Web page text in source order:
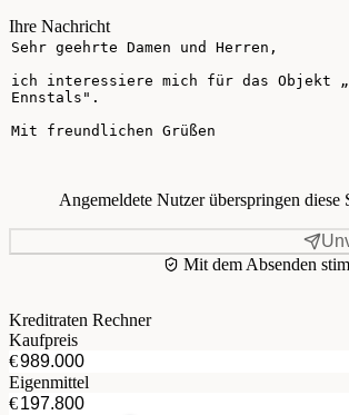
Ihre Nachricht
Angemeldete Nutzer überspringen diese
Mit dem Absenden
Kreditraten Rechner
Kaufpreis
€
Eigenmittel
€